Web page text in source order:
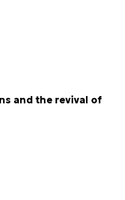
and the revival of